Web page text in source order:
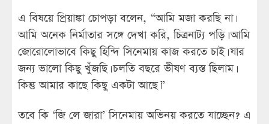
এ বিষয়ে প্রিয়াঙ্কা চোপড়া বলেন, “আমি মজা করছি না।
আমি অনেক নির্মাতার সঙ্গে দেখা করি, চিত্রনাট্য পড়ি। আমি
জোরোলোভাবে কিছু হিন্দি সিনেমায় কাজ করতে চাই। যার
জন্য ভালো কিছু খুঁজছি। চলতি বছরে ভীষণ ব্যস্ত ছিলাম।
কিন্তু আমার কাছে কিছু একটা আছে।”
তবে কি ‘জি লে জারা’ সিনেমায় অভিনয় করতে যাচ্ছেন? এ